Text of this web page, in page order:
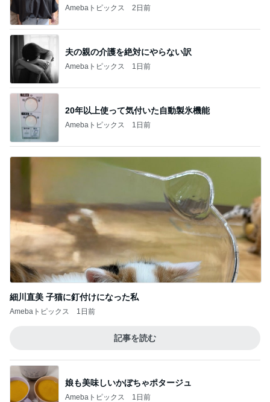
Amebaトピックス 2日前
夫の親の介護を絶対にやらない訳
Amebaトピックス 1日前
20年以上使って気付いた自動製氷機能
Amebaトピックス 1日前
細川直美 子猫に釘付けになった私
Amebaトピックス 1日前
記事を読む
娘も美味しいかぼちゃポタージュ
Amebaトピックス 1日前